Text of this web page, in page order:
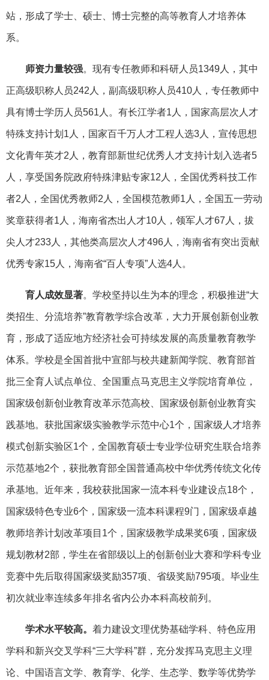
站，形成了学士、硕士、博士完整的高等教育人才培养体
系。
师资力量较强。现有专任教师和科研人员1349人，其中
正高级职称人员242人，副高级职称人员410人，专任教师中
具有博士学历人员561人。有长江学者1人，国家高层次人才
特殊支持计划1人，国家百千万人才工程人选3人，宣传思想
文化青年英才2人，教育部新世纪优秀人才支持计划入选者5
人，享受国务院政府特殊津贴专家12人，全国优秀科技工作
者2人，全国优秀教师2人，全国模范教师1人，全国五一劳动
奖章获得者1人，海南省杰出人才10人，领军人才67人，拔
尖人才233人，其他类高层次人才496人，海南省有突出贡献
优秀专家15人，海南省“百人专项”人选4人。
育人成效显著。学校坚持以生为本的理念，积极推进“大
类招生、分流培养”教育教学综合改革，大力开展创新创业教
育，形成了适应地方经济社会可持续发展的高质量教育教学
体系。学校是全国首批中宣部与校共建新闻学院、教育部首
批三全育人试点单位、全国重点马克思主义学院培育单位，
国家级创新创业教育改革示范高校、国家级创新创业教育实
践基地。获批国家级实验教学示范中心1个，国家级人才培养
模式创新实验区1个，全国教育硕士专业学位研究生联合培养
示范基地2个，获批教育部全国普通高校中华优秀传统文化传
承基地。近年来，我校获批国家一流本科专业建设点18个，
国家级特色专业6个，国家级一流本科课程9门，国家级卓越
教师培养计划改革项目1个，国家级教学成果奖6项，国家级
规划教材2部，学生在省部级以上的创新创业大赛和学科专业
竞赛中先后取得国家级奖励357项、省级奖励795项。毕业生
初次就业率连续多年排名省内公办本科高校前列。
学术水平较高。 着力建设文理优势基础学科、特色应用
学科和新兴交叉学科“三大学科”群，充分发挥马克思主义理
论、中国语言文学、教育学、化学、生态学、数学等优势学